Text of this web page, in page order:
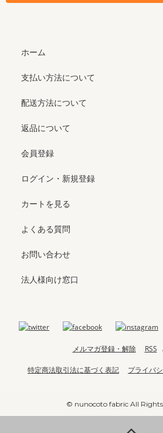
ホーム
支払い方法について
配送方法について
返品について
会員登録
ログイン・新規登録
カートを見る
よくある質問
お問い合わせ
法人様向け窓口
メルマガ登録・解除 RSS
特定商法取引法に基づく表記 プライバ
© nunocoto fabric All Rights